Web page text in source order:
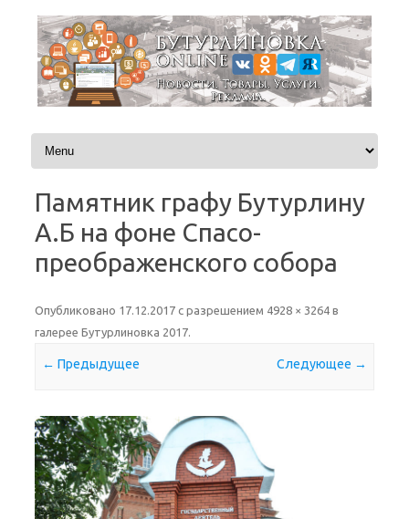
Перейти к содержимому
Памятник графу Бутурлину
А.Б на фоне Спасо-
преображенского собора
Опубликовано 17.12.2017 с разрешением 4928 × 3264 в
галерее Бутурлиновка 2017.
← Предыдущее Следующее →